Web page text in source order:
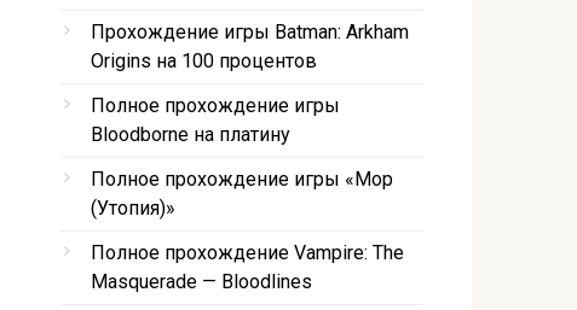
Прохождение игры Batman: Arkham
Origins на 100 процентов
Полное прохождение игры
Bloodborne на платину
Полное прохождение игры «Мор
(Утопия)»
Полное прохождение Vampire: The
Masquerade — Bloodlines